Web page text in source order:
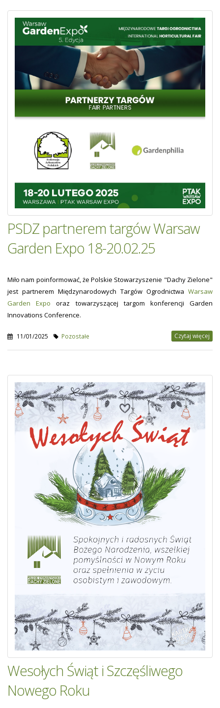
PSDZ partnerem targów Warsaw
Garden Expo 18-20.02.25
Miło nam poinformować, że Polskie Stowarzyszenie "Dachy Zielone"
jest partnerem Międzynarodowych Targów Ogrodnictwa Warsaw
Garden Expo oraz towarzyszącej targom konferencji Garden
Innovations Conference.
11/01/2025 Pozostałe Czytaj więcej
Wesołych Świąt i Szczęśliwego
Nowego Roku